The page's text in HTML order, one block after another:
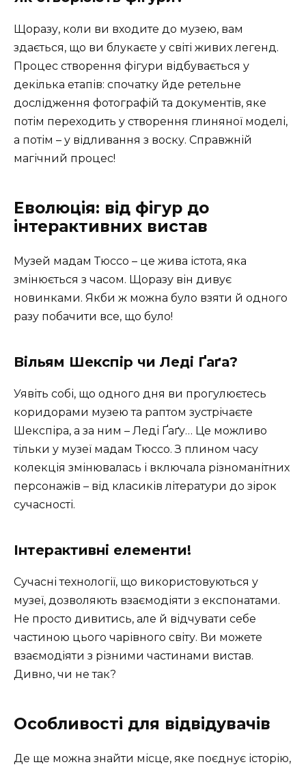
Щоразу, коли ви входите до музею, вам
здається, що ви блукаєте у світі живих легенд.
Процес створення фігури відбувається у
декілька етапів: спочатку йде ретельне
дослідження фотографій та документів, яке
потім переходить у створення глиняної моделі,
а потім – у відливання з воску. Справжній
магічний процес!
Еволюція: від фігур до
інтерактивних вистав
Музей мадам Тюссо – це жива істота, яка
змінюється з часом. Щоразу він дивує
новинками. Якби ж можна було взяти й одного
разу побачити все, що було!
Вільям Шекспір чи Леді Ґаґа?
Уявіть собі, що одного дня ви прогулюєтесь
коридорами музею та раптом зустрічаєте
Шекспіра, а за ним – Леді Ґаґу… Це можливо
тільки у музеї мадам Тюссо. З плином часу
колекція змінювалась і включала різноманітних
персонажів – від класиків літератури до зірок
сучасності.
Інтерактивні елементи!
Сучасні технології, що використовуються у
музеї, дозволяють взаємодіяти з експонатами.
Не просто дивитись, але й відчувати себе
частиною цього чарівного світу. Ви можете
взаємодіяти з різними частинами вистав.
Дивно, чи не так?
Особливості для відвідувачів
Де ще можна знайти місце, яке поєднує історію,